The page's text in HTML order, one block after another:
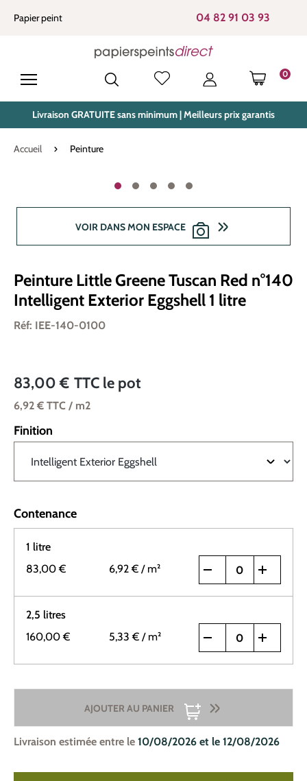
principal
Papier peint 04 82 91 03 93
0
LE
Livraison GRATUITE sans minimum | Meilleurs prix garantis
Accueil Peinture
VOIR DANS MON ESPACE
Peinture Little Greene Tuscan Red n°140
Intelligent Exterior Eggshell 1 litre
Réf: IEE-140-0100
83,00 € TTC le pot
6,92 € TTC / m2
Finition
Contenance
1 litre
83,00 €
6,92 € / m²
2,5 litres
160,00 €
5,33 € / m²
AJOUTER AU PANIER
Livraison estimée entre le 10/08/2026 et le 12/08/2026